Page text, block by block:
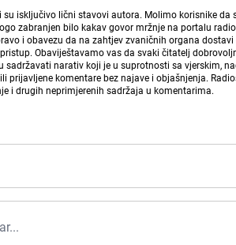
su isključivo lični stavovi autora. Molimo korisnike
zabranjen bilo kakav govor mržnje na portalu
i obavezu da na zahtjev zvaničnih organa
Obaviještavamo vas da svaki čitatelj
sadržavati narativ koji je u suprotnosti sa vjerskim,
prijavljene komentare bez najave i objašnjenja.
i drugih neprimjerenih sadržaja u komentarima.